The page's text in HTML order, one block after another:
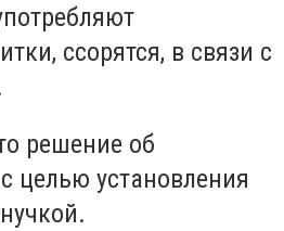
ссорятся, в связи с
решение об
целью установления